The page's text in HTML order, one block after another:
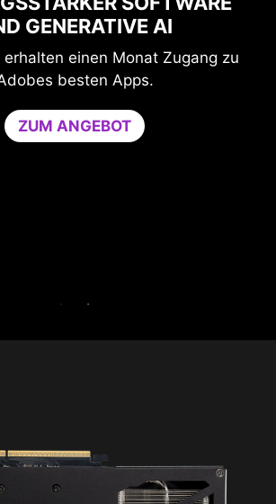
NORTON GAME
und Leistung für ungestörtes
Game Optimizer reserviert die
CPU-Leistung, indem nicht
auf einen einzigen CPU-
werden. Erhöht die